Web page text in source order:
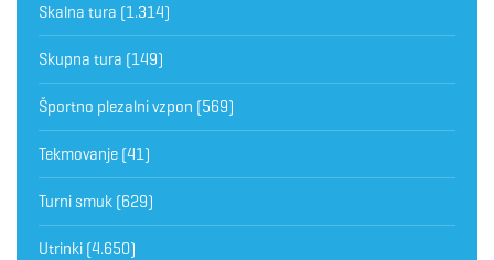
Skalna tura (1.314)
Skupna tura (149)
Športno plezalni vzpon (569)
Tekmovanje (41)
Turni smuk (629)
Utrinki (4.650)